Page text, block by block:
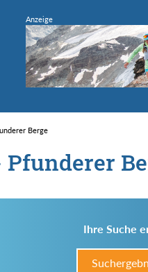
Berge
Ihre Suche